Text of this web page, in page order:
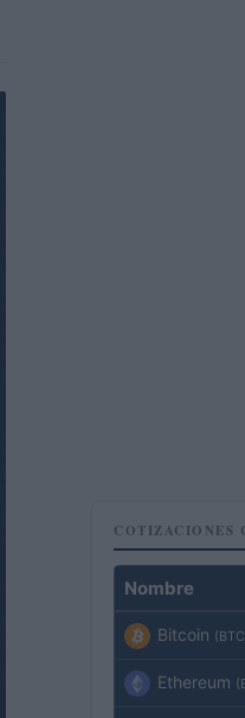
COTIZACIONES
Nombre
Bitcoin
Ethereum